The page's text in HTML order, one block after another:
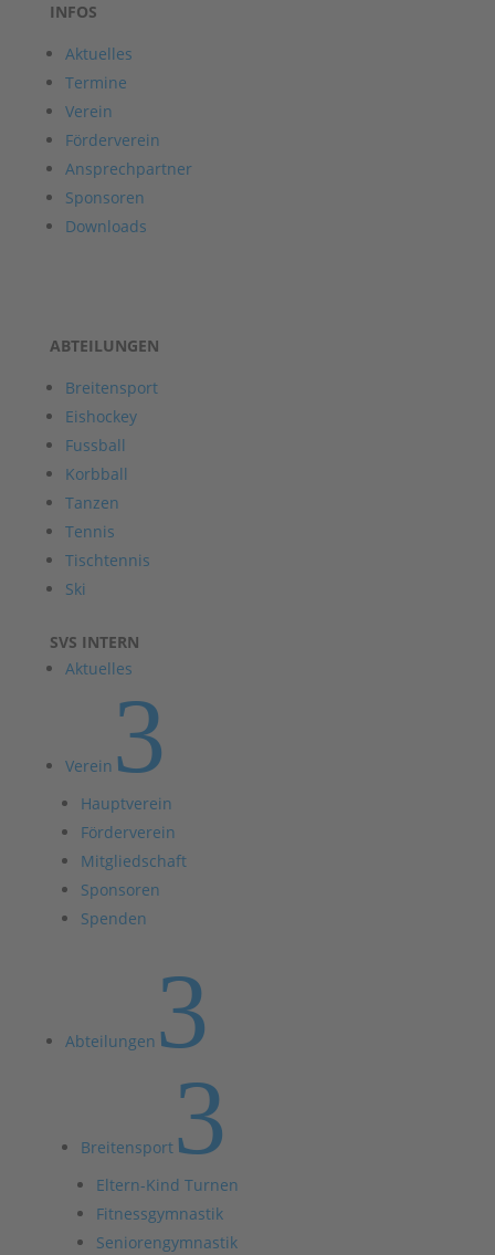
INFOS
Aktuelles
Termine
Verein
Förderverein
Ansprechpartner
Sponsoren
Downloads
ABTEILUNGEN
Breitensport
Eishockey
Fussball
Korbball
Tanzen
Tennis
Tischtennis
Ski
SVS INTERN
Aktuelles
Verein 3
Hauptverein
Förderverein
Mitgliedschaft
Sponsoren
Spenden
Abteilungen 3
Breitensport3
Eltern-Kind Turnen
Fitnessgymnastik
Seniorengymnastik